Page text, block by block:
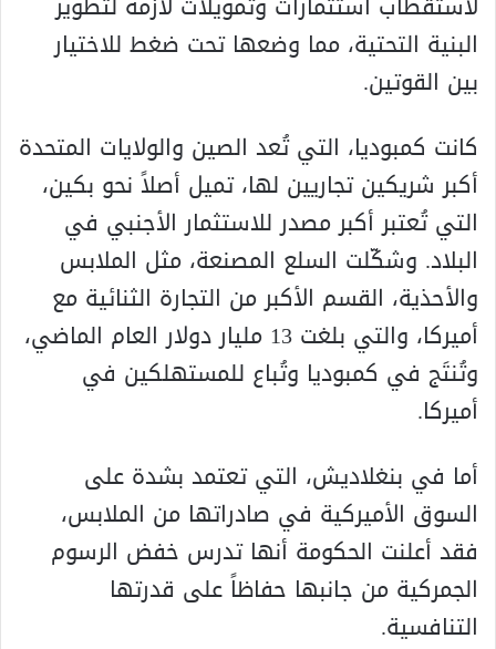
البنية التحتية، مما وضعها تحت ضغط للاختيار
بين القوتين.
كانت كمبوديا، التي تُعد الصين والولايات المتحدة
أكبر شريكين تجاريين لها، تميل أصلاً نحو بكين،
التي تُعتبر أكبر مصدر للاستثمار الأجنبي في
البلاد. وشكّلت السلع المصنعة، مثل الملابس
والأحذية، القسم الأكبر من التجارة الثنائية مع
أميركا، والتي بلغت 13 مليار دولار العام الماضي،
وتُنتَج في كمبوديا وتُباع للمستهلكين في
أميركا.
أما في بنغلاديش، التي تعتمد بشدة على
السوق الأميركية في صادراتها من الملابس،
فقد أعلنت الحكومة أنها تدرس خفض الرسوم
الجمركية من جانبها حفاظاً على قدرتها
التنافسية.